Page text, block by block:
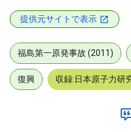
提供元サイトで表示
福島第一原発事故 (2011)
復興 収録:日本原子力研